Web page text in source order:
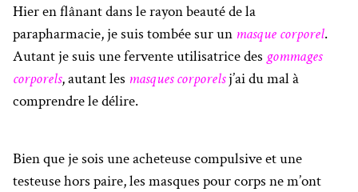
Hier en flânant dans le rayon beauté de la
parapharmacie, je suis tombée sur un masque corporel.
Autant je suis une fervente utilisatrice des gommages
corporels, autant les masques corporelsj’ai du mal à
comprendre le délire.
Bien que je sois une acheteuse compulsive et une
testeuse hors paire, les masques pour corps ne m’ont